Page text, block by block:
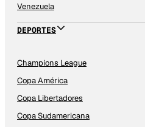
Venezuela
DEPORTES
Champions League
Copa América
Copa Libertadores
Copa Sudamericana